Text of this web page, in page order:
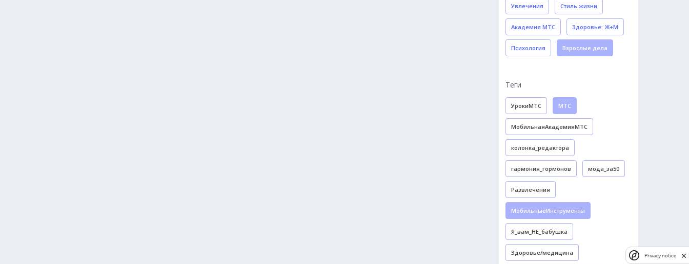
Увлечения Стиль жизни
Академия МТС Здоровье: Ж+М
Психология Взрослые дела
Теги
УрокиМТС МТС
МобильнаяАкадемияМТС
колонка_редактора
гармония_гормонов мода_за50
Развлечения
МобильныеИнструменты
Я_вам_НЕ_бабушка
Здоровье/медицина Privacy notice